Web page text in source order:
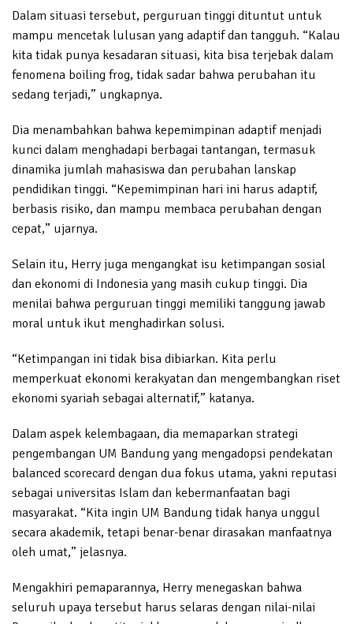
Dalam situasi tersebut, perguruan tinggi dituntut untuk
mampu mencetak lulusan yang adaptif dan tangguh. “Kalau
kita tidak punya kesadaran situasi, kita bisa terjebak dalam
fenomena boiling frog, tidak sadar bahwa perubahan itu
sedang terjadi,” ungkapnya.
Dia menambahkan bahwa kepemimpinan adaptif menjadi
kunci dalam menghadapi berbagai tantangan, termasuk
dinamika jumlah mahasiswa dan perubahan lanskap
pendidikan tinggi. “Kepemimpinan hari ini harus adaptif,
berbasis risiko, dan mampu membaca perubahan dengan
cepat,” ujarnya.
Selain itu, Herry juga mengangkat isu ketimpangan sosial
dan ekonomi di Indonesia yang masih cukup tinggi. Dia
menilai bahwa perguruan tinggi memiliki tanggung jawab
moral untuk ikut menghadirkan solusi.
“Ketimpangan ini tidak bisa dibiarkan. Kita perlu
memperkuat ekonomi kerakyatan dan mengembangkan riset
ekonomi syariah sebagai alternatif,” katanya.
Dalam aspek kelembagaan, dia memaparkan strategi
pengembangan UM Bandung yang mengadopsi pendekatan
balanced scorecard dengan dua fokus utama, yakni reputasi
sebagai universitas Islam dan kebermanfaatan bagi
masyarakat. “Kita ingin UM Bandung tidak hanya unggul
secara akademik, tetapi benar-benar dirasakan manfaatnya
oleh umat,” jelasnya.
Mengakhiri pemaparannya, Herry menegaskan bahwa
seluruh upaya tersebut harus selaras dengan nilai-nilai